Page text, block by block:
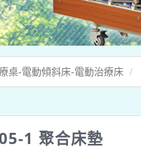
桌-電動傾斜床-電動治療床
1 聚合床墊